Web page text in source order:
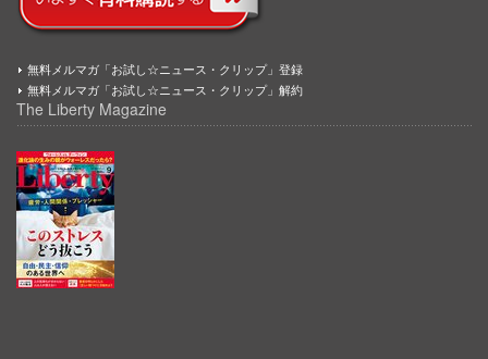
無料メルマガ「お試し☆ニュース・クリップ」登録
無料メルマガ「お試し☆ニュース・クリップ」解約
The Liberty Magazine